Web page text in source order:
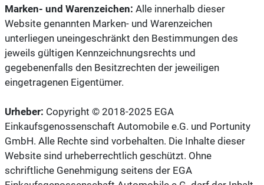
Marken- und Warenzeichen: Alle innerhalb dieser
Website genannten Marken- und Warenzeichen
unterliegen uneingeschränkt den Bestimmungen des
jeweils gültigen Kennzeichnungsrechts und
gegebenenfalls den Besitzrechten der jeweiligen
eingetragenen Eigentümer.
Urheber: Copyright © 2018-2025 EGA
Einkaufsgenossenschaft Automobile e.G. und Portunity
GmbH. Alle Rechte sind vorbehalten. Die Inhalte dieser
Website sind urheberrechtlich geschützt. Ohne
schriftliche Genehmigung seitens der EGA